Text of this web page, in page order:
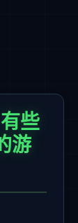
些
游